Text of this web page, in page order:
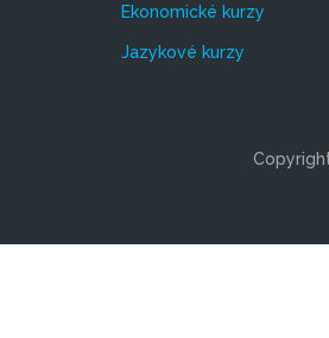
Ekonomické kurzy
Jazykové kurzy